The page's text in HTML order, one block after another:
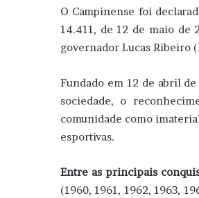
O Campinense foi
14.411, de 12 de maio de
governador Lucas Ribeiro
Fundado em 12 de abril
sociedade, o
comunidade como
esportivas.
Entre as principais
(1960, 1961, 1962, 1963,